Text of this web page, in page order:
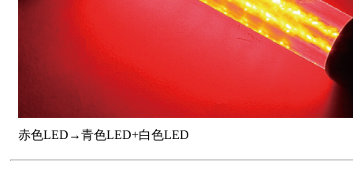
赤色LED→青色LED+白色LED